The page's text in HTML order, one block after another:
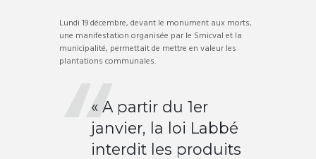
Lundi 19 décembre, devant le monument aux morts,
une manifestation organisée par le Smicval et la
municipalité, permettait de mettre en valeur les
plantations communales.
« A partir du 1er
janvier, la loi Labbé
interdit les produits